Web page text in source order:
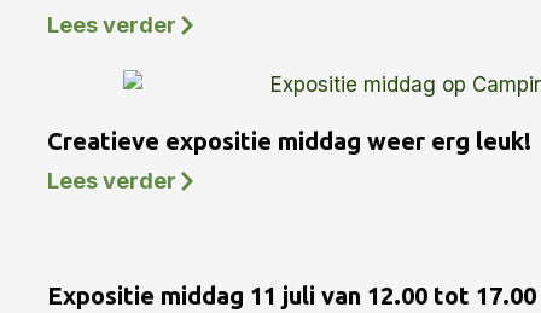
Lees verder
Creatieve expositie middag weer erg leuk!
Lees verder
Expositie middag 11 juli van 12.00 tot